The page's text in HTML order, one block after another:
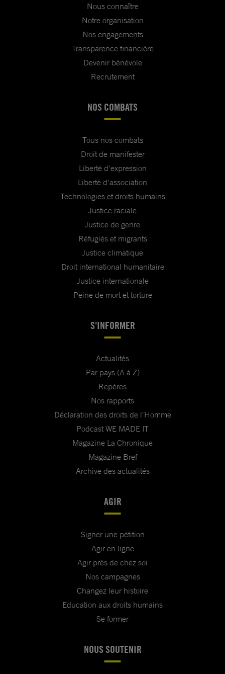
Nous connaître
Notre organisation
Nos engagements
Transparence financière
Devenir bénévole
Recrutement
NOS COMBATS
Tous nos combats
Droit de manifester
Liberté d'expression
Liberté d'association
Technologies et droits humains
Justice raciale
Justice de genre
Réfugiés et migrants
Justice climatique
Droit international humanitaire
Justice internationale
Peine de mort et torture
S'INFORMER
Actualités
Par pays (A à Z)
Repères
Nos rapports
Déclaration des droits de l'Homme
Podcast WE MADE IT
Magazine La Chronique
Magazine Bref
Archive des actualités
AGIR
Signer une pétition
Agir en ligne
Agir près de chez soi
Nos campagnes
Changez leur histoire
Education aux droits humains
Se former
NOUS SOUTENIR